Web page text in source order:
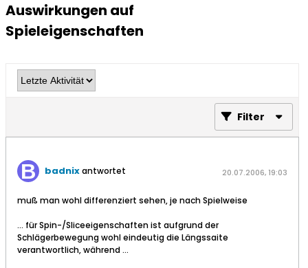
Auswirkungen auf
Spieleigenschaften
Filter
badnixantwortet 20.07.2006, 19:03
muß man wohl differenziert sehen, je nach Spielweise
... für Spin-/Sliceeigenschaften ist aufgrund der
Schlägerbewegung wohl eindeutig die Längssaite
verantwortlich, während ...